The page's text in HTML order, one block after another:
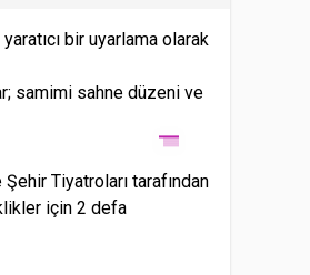
bir uyarlama olarak
samimi sahne düzeni ve
Tiyatroları tarafından
için 2 defa